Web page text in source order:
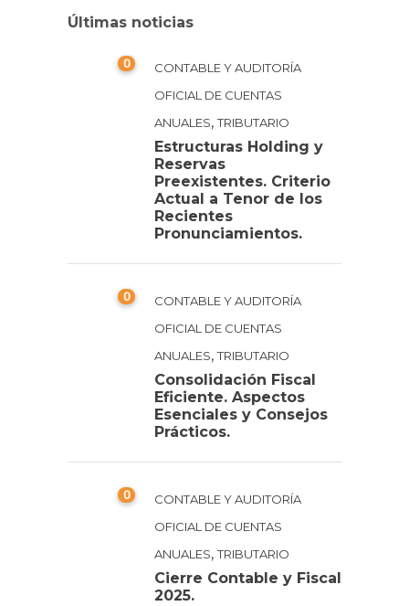
Últimas noticias
0
CONTABLE Y AUDITORÍA
OFICIAL DE CUENTAS
ANUALES,TRIBUTARIO
Estructuras Holding y
Reservas
Preexistentes. Criterio
Actual a Tenor de los
Recientes
Pronunciamientos.
0
CONTABLE Y AUDITORÍA
OFICIAL DE CUENTAS
ANUALES,TRIBUTARIO
Consolidación Fiscal
Eficiente. Aspectos
Esenciales y Consejos
Prácticos.
0
CONTABLE Y AUDITORÍA
OFICIAL DE CUENTAS
ANUALES,TRIBUTARIO
Cierre Contable y Fiscal
2025.